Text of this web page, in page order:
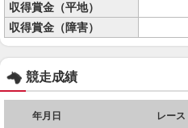
収得賞金（平地）
収得賞金（障害）
競走成績
年月日 レース